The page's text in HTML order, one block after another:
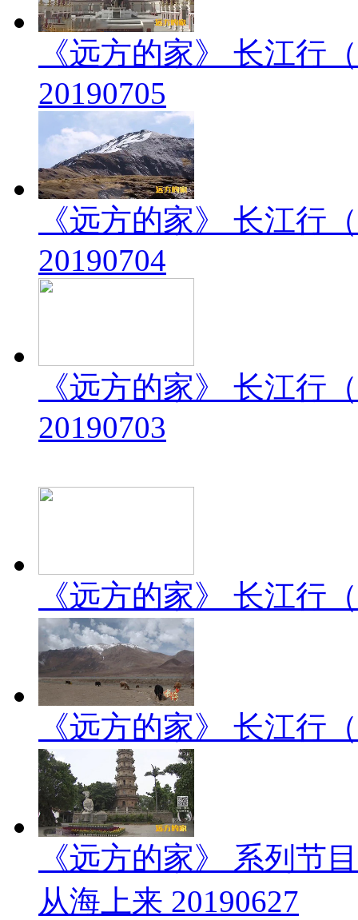
《远方的家》 长江行
20190705
《远方的家》 长江行
20190704
《远方的家》 长江行
20190703
《远方的家》 长江行
《远方的家》 长江行
《远方的家》 系列
从海上来 20190627